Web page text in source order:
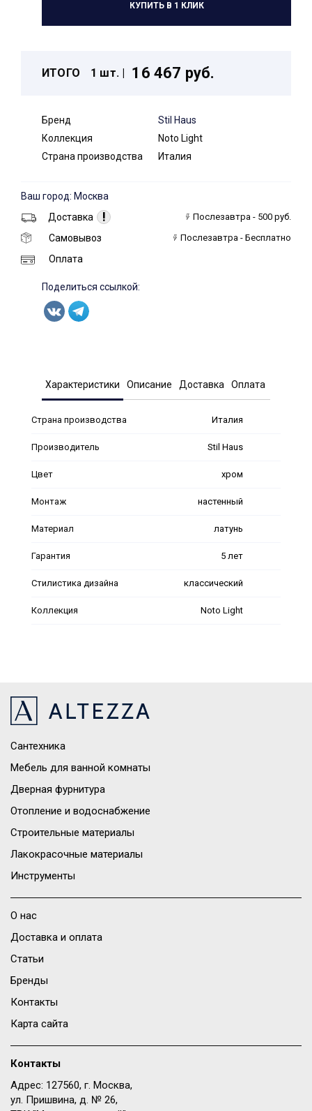
КУПИТЬ В 1 КЛИК
ИТОГО 1 шт. | 16 467 руб.
Бренд
Stil Haus
Коллекция
Noto Light
Страна производства
Италия
Ваш город: Москва
Доставка
! Послезавтра - 500 руб.
Самовывоз Послезавтра - Бесплатно
Оплата
Поделиться ссылкой:
Характеристики Описание Доставка Оплата
Страна производства Италия
Производитель Stil Haus
Цвет хром
Монтаж настенный
Материал латунь
Гарантия 5 лет
Стилистика дизайна классический
Коллекция Noto Light
Сантехника
Мебель для ванной комнаты
Дверная фурнитура
Отопление и водоснабжение
Строительные материалы
Лакокрасочные материалы
Инструменты
О нас
Доставка и оплата
Статьи
Бренды
Контакты
Карта сайта
Контакты
Адрес: 127560, г. Москва,
ул. Пришвина, д. № 26,